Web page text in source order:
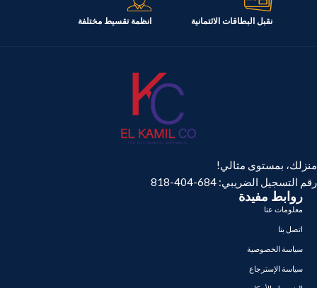
السعة
نقبل البطاقات الائتمانية انظمة تقسيط مختلفة
منزلك، بمستوى مثالي!
رقم التسجيل الضريبي: 684-404-818
روابط مفيدة
معلومات عنا
اتصل بنا
سياسة الخصوصية
سياسة الإسترجاع